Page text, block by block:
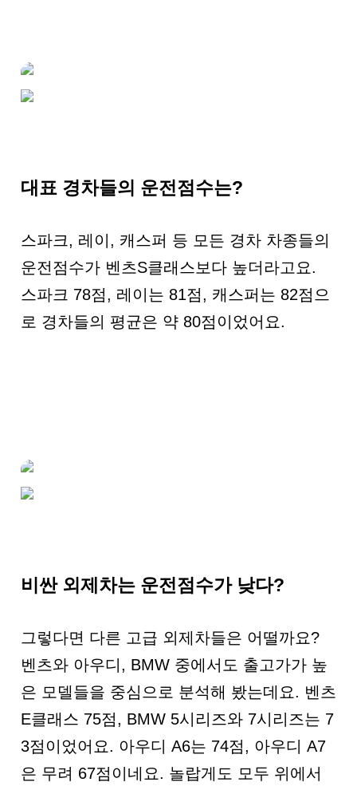
대표 경차들의 운전점수는?
스파크, 레이, 캐스퍼 등 모든 경차 차종들의
운전점수가 벤츠S클래스보다 높더라고요.
스파크 78점, 레이는 81점, 캐스퍼는 82점으
로 경차들의 평균은 약 80점이었어요.
비싼 외제차는 운전점수가 낮다?
그렇다면 다른 고급 외제차들은 어떨까요?
벤츠와 아우디, BMW 중에서도 출고가가 높
은 모델들을 중심으로 분석해 봤는데요. 벤츠
E클래스 75점, BMW 5시리즈와 7시리즈는 7
3점이었어요. 아우디 A6는 74점, 아우디 A7
은 무려 67점이네요. 놀랍게도 모두 위에서